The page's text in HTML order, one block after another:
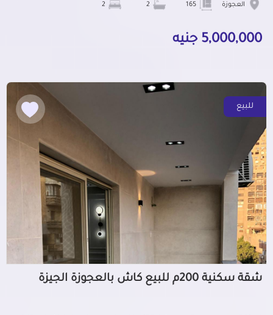
العجوزة
5,000,000 جنيه
للبيع
شقة سكنية 200م للبيع كاش بالعجوزة الجيزة